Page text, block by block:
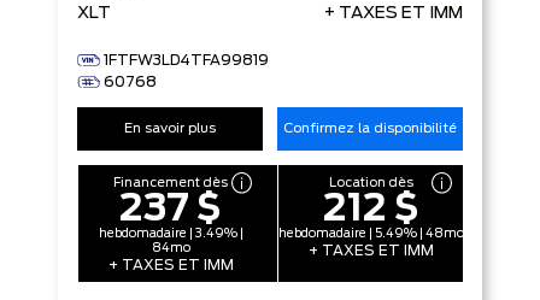
XLT
1FTFW3LD4TFA99819
60768
+ TAXES ET IMM
En savoir plus Confirmez la disponibilité
Financement dès
237 $
hebdomadaire | 3.49% |
84mo
+ TAXES ET IMM
Location dès
212 $
hebdomadaire | 5.49% | 48mo
+ TAXES ET IMM